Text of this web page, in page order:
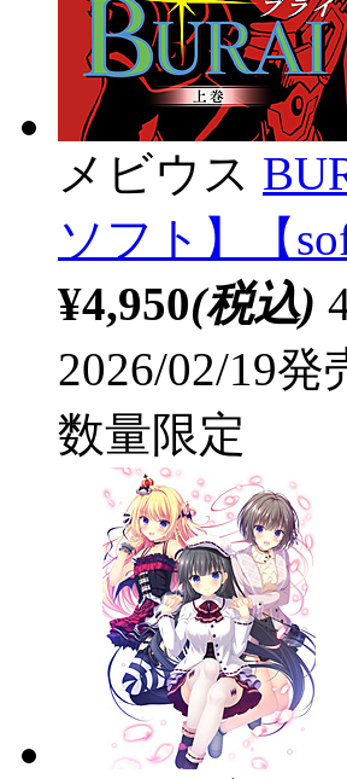
メビウス
ソフト】【
¥4,950(税込)
2026/02/19発
数量限定